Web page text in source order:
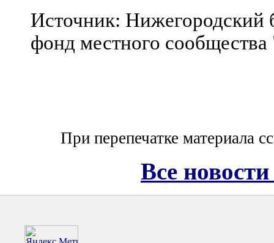
Источник: Нижегородский
фонд местного
При перепечатке материала
Все